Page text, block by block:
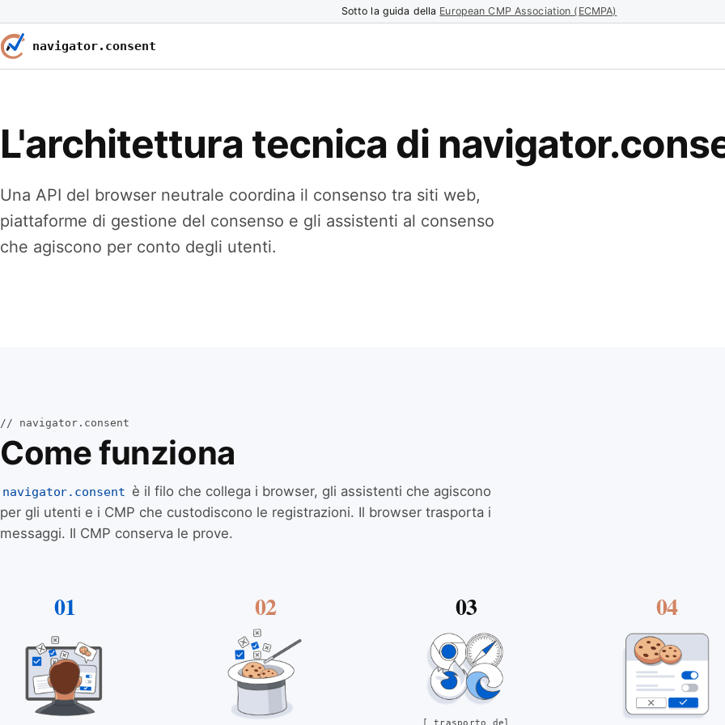
Sotto la guida della European CMP Association (ECMPA)
navigator.consent
L'architettura tecnica di
Una API del browser neutrale coordina il consenso tra siti web,
piattaforme di gestione del consenso e gli assistenti al consenso
che agiscono per conto degli utenti.
// navigator.consent
Come funziona
navigator.consent è il filo che collega i browser, gli assistenti che agiscono
per gli utenti e i CMP che custodiscono le registrazioni. Il browser trasporta i
messaggi. Il CMP conserva le prove.
01 02 03
[trasporto del
04